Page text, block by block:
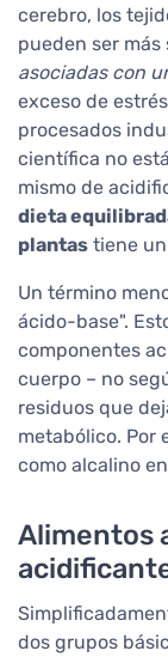
cerebro, los
pueden ser más
asociadas con
exceso de
procesados
científica no
mismo de
dieta
plantas tiene
Un término
ácido-base".
componentes
cuerpo – no
residuos que
metabólico. Por
como alcalino
Alimentos
dos grupos